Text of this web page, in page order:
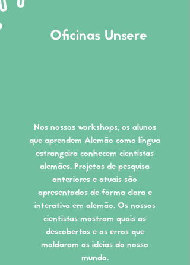
Oficinas Unsere
Nos nossos workshops, os alunos
que aprendem Alemão como língua
estrangeira conhecem cientistas
alemães. Projetos de pesquisa
anteriores e atuais são
apresentados de forma clara e
interativa em alemão. Os nossos
cientistas mostram quais as
descobertas e os erros que
moldaram as ideias do nosso
mundo.